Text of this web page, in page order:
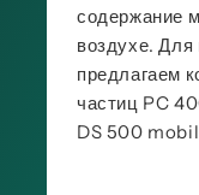
содержание
воздухе.
предлагаем
частиц PC
DS 500